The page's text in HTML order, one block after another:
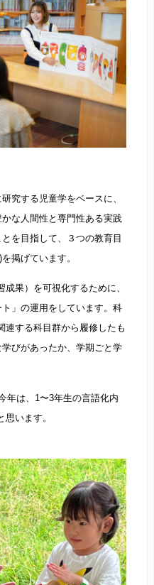
究する児童学をベースに、
な人間性と専門性ある実践
を目指して、３つの教育目
掲げています。
果）を可視化するために、
」の運用をしています。科
連する科目群から履修したも
びがあったか、学期ごと学
年は、1〜3年生の言語化内
思います。